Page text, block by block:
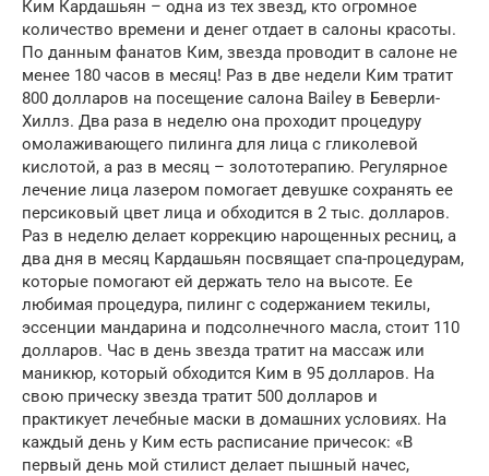
Ким Кардашьян – одна из тех звезд, кто огромное
количество времени и денег отдает в салоны красоты.
По данным фанатов Ким, звезда проводит в салоне не
менее 180 часов в месяц! Раз в две недели Ким тратит
800 долларов на посещение салона Bailey в Беверли-
Хиллз. Два раза в неделю она проходит процедуру
омолаживающего пилинга для лица с гликолевой
кислотой, а раз в месяц – золототерапию. Регулярное
лечение лица лазером помогает девушке сохранять ее
персиковый цвет лица и обходится в 2 тыс. долларов.
Раз в неделю делает коррекцию нарощенных ресниц, а
два дня в месяц Кардашьян посвящает спа-процедурам,
которые помогают ей держать тело на высоте. Ее
любимая процедура, пилинг с содержанием текилы,
эссенции мандарина и подсолнечного масла, стоит 110
долларов. Час в день звезда тратит на массаж или
маникюр, который обходится Ким в 95 долларов. На
свою прическу звезда тратит 500 долларов и
практикует лечебные маски в домашних условиях. На
каждый день у Ким есть расписание причесок: «В
первый день мой стилист делает пышный начес,